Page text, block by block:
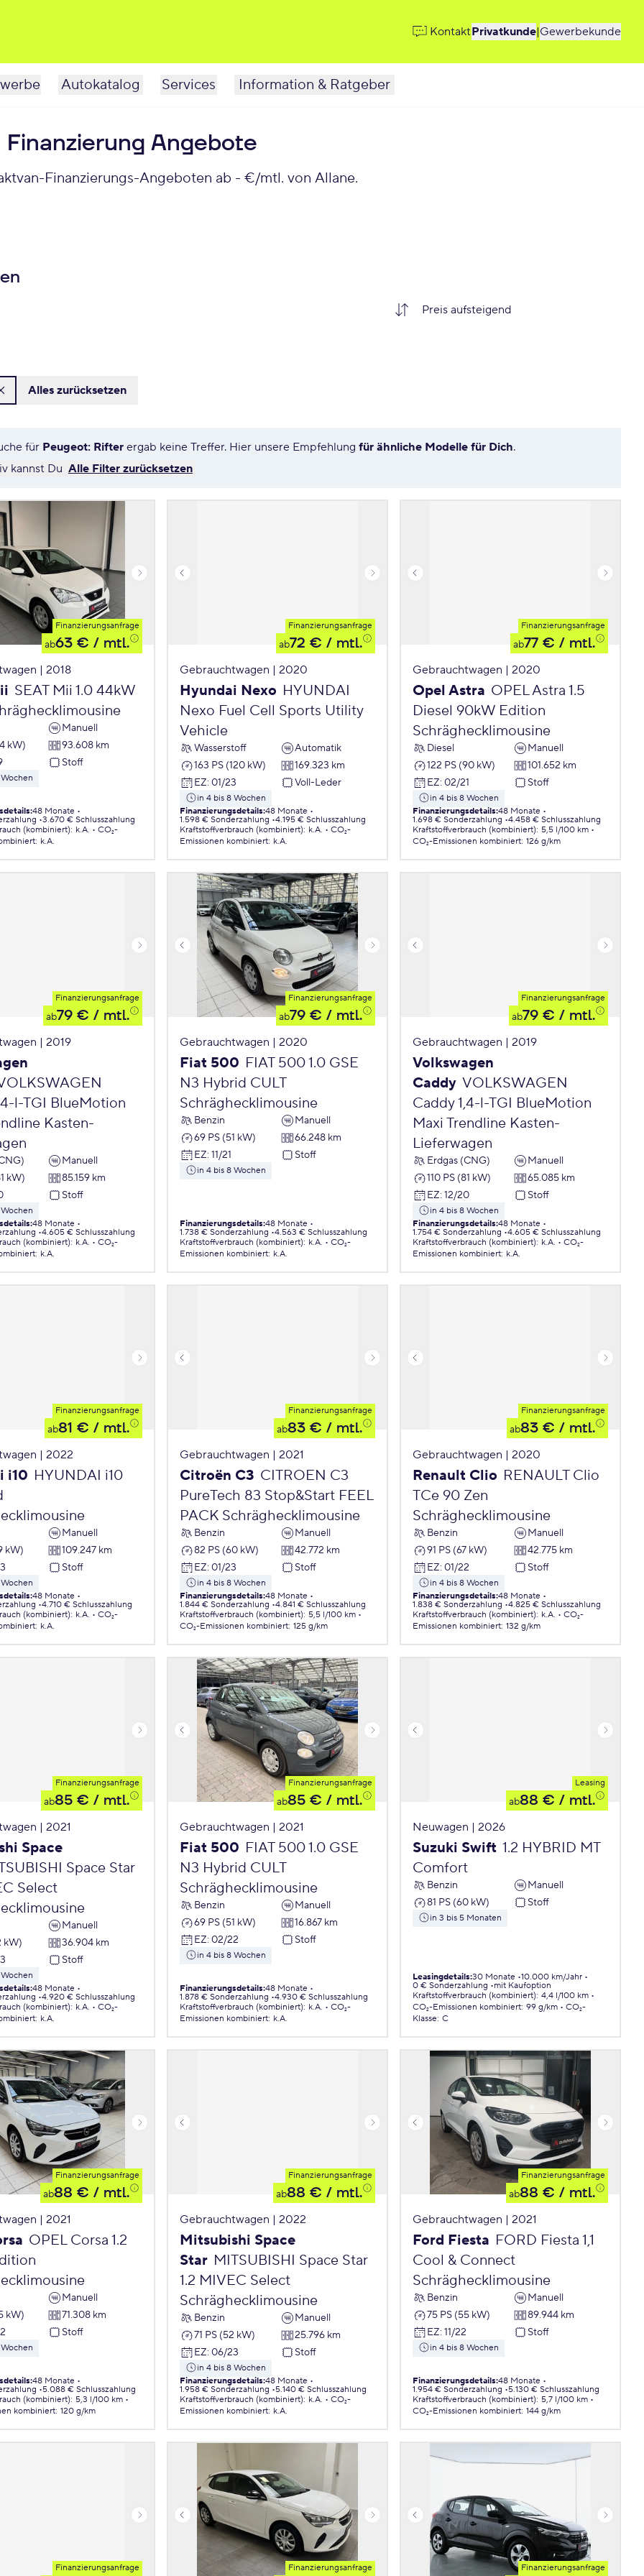
KontaktPrivatkunde|Gewerbekunde
Autokatalog Services Information & Ratgeber
Angebote
Finanzierungs-Angeboten ab - €/mtl. von Allane.
Alles zurücksetzen
für Peugeot: Rifter ergab keine Treffer. Hier unsere Empfehlung für ähnliche Modelle für Dich.
kannst Du Alle Filter zurücksetzen
Finanzierungsanfrage
ab63 € / mtl.
| 2018
SEAT Mii 1.0 44kW
Manuell
kW)
93.608 km
Stoff
:48 Monate
3.670 € Schlusszahlung
(kombiniert): k.A.
CO₂-
: k.A.
Finanzierungsanfrage
ab72 € / mtl.
Gebrauchtwagen | 2020
Hyundai Nexo HYUNDAI
Nexo Fuel Cell Sports Utility
Vehicle
Wasserstoff
Automatik
163 PS (120 kW)
169.323 km
EZ: 01/23 Voll-Leder
in 4 bis 8 Wochen
Finanzierungsdetails:48 Monate
1.598 € Sonderzahlung 4.195 € Schlusszahlung
Kraftstoffverbrauch (kombiniert): k.A.
CO₂-
Emissionen kombiniert: k.A.
Finanzierungsanfrage
ab77 € / mtl.
Gebrauchtwagen | 2020
Opel Astra OPEL Astra 1.5
Diesel 90kW Edition
Schräghecklimousine
Diesel
Manuell
122 PS (90 kW)
101.652 km
EZ: 02/21 Stoff
in 4 bis 8 Wochen
Finanzierungsdetails:48 Monate
1.698 € Sonderzahlung 4.458 € Schlusszahlung
Kraftstoffverbrauch (kombiniert): 5,5 l/100 km
CO₂-Emissionen kombiniert: 126 g/km
Finanzierungsanfrage
ab79 € / mtl.
| 2019
l-TGI BlueMotion
Kasten-
Manuell
kW)
85.159 km
Stoff
:48 Monate
4.605 € Schlusszahlung
(kombiniert): k.A.
CO₂-
: k.A.
Finanzierungsanfrage
ab79 € / mtl.
Gebrauchtwagen | 2020
Fiat 500 FIAT 500 1.0 GSE
N3 Hybrid CULT
Schräghecklimousine
Benzin
Manuell
69 PS (51 kW)
66.248 km
EZ: 11/21 Stoff
in 4 bis 8 Wochen
Finanzierungsdetails:48 Monate
1.738 € Sonderzahlung 4.563 € Schlusszahlung
Kraftstoffverbrauch (kombiniert): k.A.
CO₂-
Emissionen kombiniert: k.A.
Finanzierungsanfrage
ab79 € / mtl.
Gebrauchtwagen | 2019
Volkswagen
Caddy VOLKSWAGEN
Caddy 1,4-l-TGI BlueMotion
Maxi Trendline Kasten-
Lieferwagen
Erdgas (CNG)
Manuell
110 PS (81 kW)
65.085 km
EZ: 12/20 Stoff
in 4 bis 8 Wochen
Finanzierungsdetails:48 Monate
1.754 € Sonderzahlung 4.605 € Schlusszahlung
Kraftstoffverbrauch (kombiniert): k.A.
CO₂-
Emissionen kombiniert: k.A.
Finanzierungsanfrage
ab81 € / mtl.
| 2022
i10 HYUNDAI i10
Manuell
kW)
109.247 km
Stoff
:48 Monate
4.710 € Schlusszahlung
(kombiniert): k.A.
CO₂-
: k.A.
Finanzierungsanfrage
ab83 € / mtl.
Gebrauchtwagen | 2021
Citroën C3 CITROEN C3
PureTech 83 Stop&Start FEEL
PACK Schräghecklimousine
Benzin
Manuell
82 PS (60 kW)
42.772 km
EZ: 01/23 Stoff
in 4 bis 8 Wochen
Finanzierungsdetails:48 Monate
1.844 € Sonderzahlung 4.841 € Schlusszahlung
Kraftstoffverbrauch (kombiniert): 5,5 l/100 km
CO₂-Emissionen kombiniert: 125 g/km
Finanzierungsanfrage
ab83 € / mtl.
Gebrauchtwagen | 2020
Renault Clio RENAULT Clio
TCe 90 Zen
Schräghecklimousine
Benzin
Manuell
91 PS (67 kW)
42.775 km
EZ: 01/22 Stoff
in 4 bis 8 Wochen
Finanzierungsdetails:48 Monate
1.838 € Sonderzahlung 4.825 € Schlusszahlung
Kraftstoffverbrauch (kombiniert): k.A.
CO₂-
Emissionen kombiniert: 132 g/km
Finanzierungsanfrage
ab85 € / mtl.
| 2021
Space
Space Star
Select
Manuell
kW)
36.904 km
Stoff
:48 Monate
4.920 € Schlusszahlung
(kombiniert): k.A.
CO₂-
: k.A.
Finanzierungsanfrage
ab85 € / mtl.
Gebrauchtwagen | 2021
Fiat 500 FIAT 500 1.0 GSE
N3 Hybrid CULT
Schräghecklimousine
Benzin
Manuell
69 PS (51 kW)
16.867 km
EZ: 02/22 Stoff
in 4 bis 8 Wochen
Finanzierungsdetails:48 Monate
1.878 € Sonderzahlung 4.930 € Schlusszahlung
Kraftstoffverbrauch (kombiniert): k.A.
CO₂-
Emissionen kombiniert: k.A.
Leasing
ab88 € / mtl.
Neuwagen | 2026
Suzuki Swift 1.2 HYBRID MT
Comfort
Benzin
Manuell
81 PS (60 kW)
Stoff
in 3 bis 5 Monaten
Leasingdetails:30 Monate 10.000 km/Jahr
0 € Sonderzahlung
mit Kaufoption
Kraftstoffverbrauch (kombiniert): 4,4 l/100 km
CO₂-Emissionen kombiniert: 99 g/km
CO₂-
Klasse: C
Finanzierungsanfrage
ab88 € / mtl.
| 2021
OPEL Corsa 1.2
Manuell
kW)
71.308 km
Stoff
:48 Monate
5.088 € Schlusszahlung
(kombiniert): 5,3 l/100 km
kombiniert: 120 g/km
Finanzierungsanfrage
ab88 € / mtl.
Gebrauchtwagen | 2022
Mitsubishi Space
Star MITSUBISHI Space Star
1.2 MIVEC Select
Schräghecklimousine
Benzin
Manuell
71 PS (52 kW)
25.796 km
EZ: 06/23 Stoff
in 4 bis 8 Wochen
Finanzierungsdetails:48 Monate
1.958 € Sonderzahlung 5.140 € Schlusszahlung
Kraftstoffverbrauch (kombiniert): k.A.
CO₂-
Emissionen kombiniert: k.A.
Finanzierungsanfrage
ab88 € / mtl.
Gebrauchtwagen | 2021
Ford Fiesta FORD Fiesta 1,1
Cool & Connect
Schräghecklimousine
Benzin
Manuell
75 PS (55 kW)
89.944 km
EZ: 11/22 Stoff
in 4 bis 8 Wochen
Finanzierungsdetails:48 Monate
1.954 € Sonderzahlung 5.130 € Schlusszahlung
Kraftstoffverbrauch (kombiniert): 5,7 l/100 km
CO₂-Emissionen kombiniert: 144 g/km
Finanzierungsanfrage Finanzierungsanfrage Finanzierungsanfrage